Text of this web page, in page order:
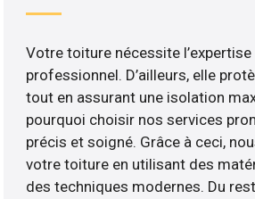
Votre toiture nécessite l’expertise
professionnel. D’ailleurs, elle
tout en assurant une isolation
pourquoi choisir nos services
précis et soigné. Grâce à ceci,
votre toiture en utilisant des
des techniques modernes. Du